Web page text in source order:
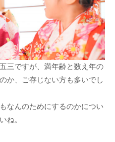
三ですが、満年齢と数え年の
か、ご存じない方も多いでし
なんのためにするのかについ
ね。